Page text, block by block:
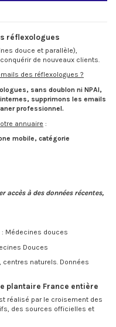
réflexologues
douce et parallèle),
de nouveaux clients.
des réflexologues ?
sans doublon ni NPAI,
supprimons les emails
professionnel.
annuaire :
mobile, catégorie
à des données récentes,
Médecines douces
Douces
naturels. Données
plantaire France entière
réalisé par le croisement des
des sources officielles et